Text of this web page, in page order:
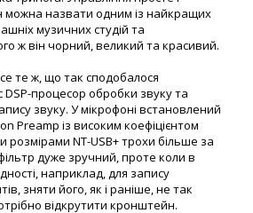
можна назвати одним із найкращих
музичних студій та
ж він чорний, великий та красивий.
те ж, що так сподобалося
процесор обробки звуку та
звуку. У мікрофоні встановлений
Preamp із високим коефіцієнтом
розмірами NT-USB+ трохи більше за
дуже зручний, проте коли в
наприклад, для запису
зняти його, як і раніше, не так
відкрутити кронштейн.